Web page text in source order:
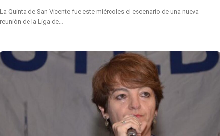
La Quinta de San Vicente fue este miércoles el escenario de una nueva
reunión de la Liga de…